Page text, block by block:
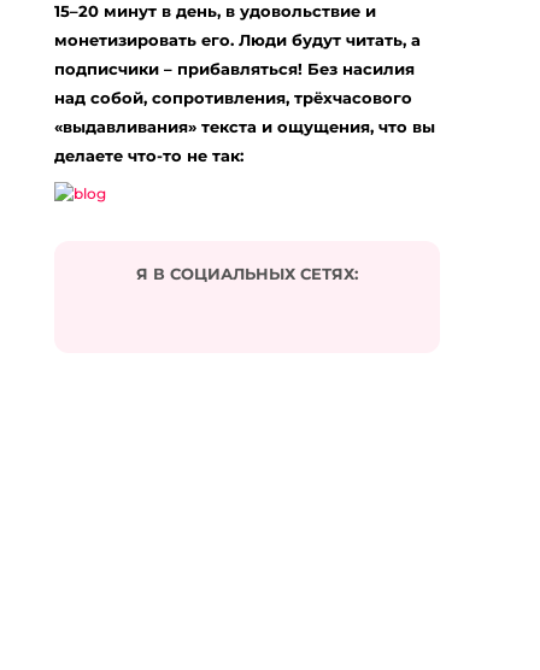
Подписаться на комментарии по e-mail
15–20 минут в день, в удовольствие и
монетизировать его. Люди будут читать, а
подписчики – прибавляться! Без насилия
над собой, сопротивления, трёхчасового
«выдавливания» текста и ощущения, что вы
делаете что-то не так:
Я В СОЦИАЛЬНЫХ СЕТЯХ: